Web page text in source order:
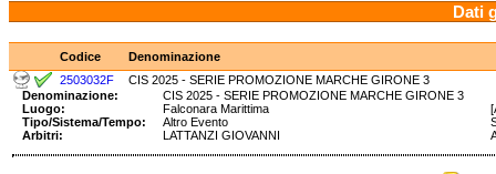
Dati
Codice
Denominazione
2503032F
CIS 2025 - SERIE PROMOZIONE MARCHE GIRONE 3
Denominazione:
CIS 2025 - SERIE PROMOZIONE MARCHE GIRONE 3
Luogo:
Falconara Marittima
Tipo/Sistema/Tempo:
Altro Evento
Arbitri:
LATTANZI GIOVANNI